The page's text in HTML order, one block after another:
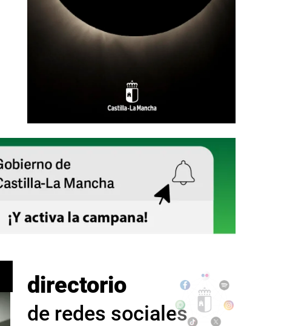
directorio
de redes sociales